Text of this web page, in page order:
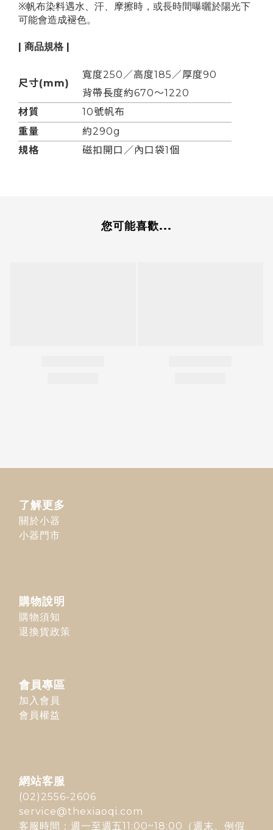
※帆布染料遇水、汗、摩擦時，或長時間曝曬於陽光下
可能會造成褪色。
| 商品規格 |
尺寸(mm)
寬度250／ 高度185／ 厚度90
背帶長度約670～1220
材質
10號帆布
重量
約290g
規格
磁扣開口 ／ 內口袋1個
您可能喜歡...
了解更多
關於小器
小器門市
購物說明
購物須知
退換貨政策
會員專區
加入會員
會員權益
網站客服
(02)2556-2606
service@thexiaoqi.com
客服時間：週一至週五11:00~18:00（週末、例假